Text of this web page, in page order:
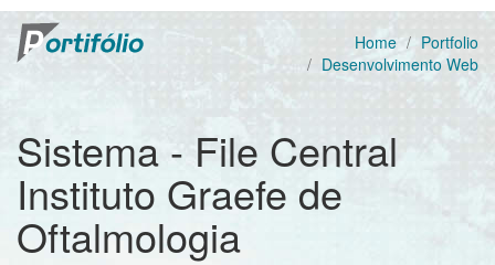
Home
Portfolio
Desenvolvimento Web
Sistema - File Central
Instituto Graefe de
Oftalmologia